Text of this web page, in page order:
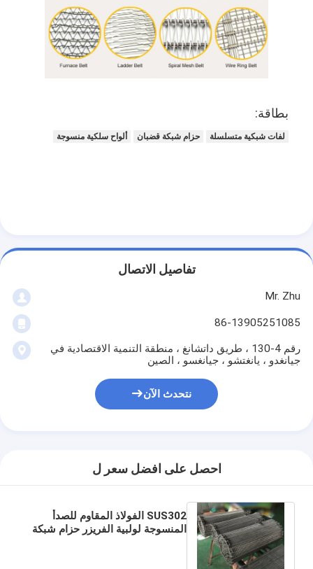
بطاقة:
لفات شبكية متسلسلة حزام شبكة قضبان ألواح سلكية منسوجة
تفاصيل الاتصال
Mr. Zhu
86-13905251085
رقم 4-130 ، طريق داتشانغ ، منطقة التنمية الاقتصادية في
جيانغدو ، يانغتشو ، جيانغسو ، الصين
نتحدث الآن
احصل على افضل سعر ل
SUS302 الفولاذ المقاوم للصدأ
المنسوجة لولبية الفريزر حزام شبكة